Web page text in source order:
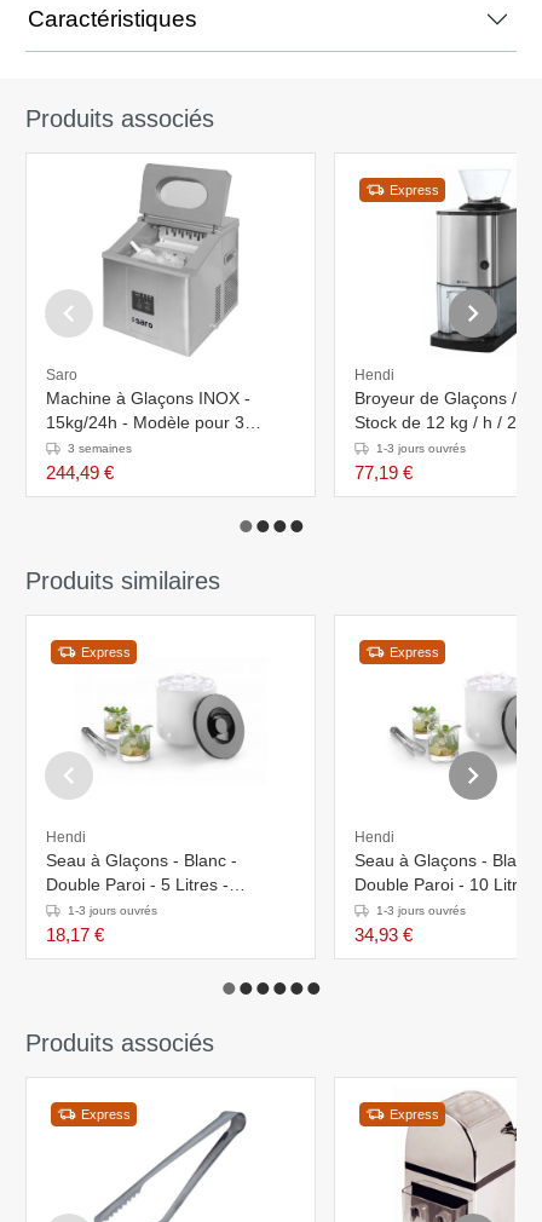
Caractéristiques
Produits associés
Saro
Machine à Glaçons INOX -
15kg/24h - Modèle pour 3
Tailles de Glaçons
3 semaines
244,49 €
Express
Hendi
Broyeur de Glaçons /
Stock de 12 kg / h / 2,8
Hendi -
1-3 jours ouvrés
77,19 €
Produits similaires
Express
Hendi
Seau à Glaçons - Blanc -
Double Paroi - 5 Litres -
ø190x(H)200mm
1-3 jours ouvrés
18,17 €
Express
Hendi
Seau à Glaçons - Blanc
Double Paroi - 10 Litres
ø292x(H)220mm
1-3 jours ouvrés
34,93 €
Produits associés
Express Express